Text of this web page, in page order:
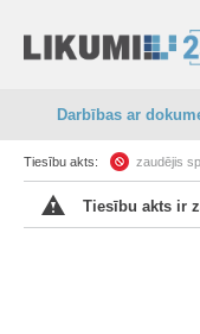
Darbības ar
Tiesību akts: zaudējis
Tiesību akts ir